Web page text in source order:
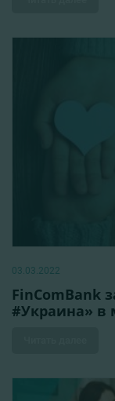
03.03.2022
FinComBank
#Украина»